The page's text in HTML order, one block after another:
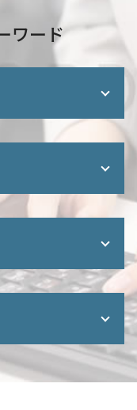
ワード